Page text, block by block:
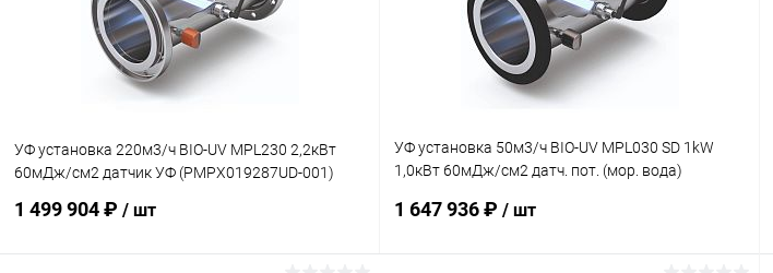
УФ установка 220м3/ч BIO-UV MPL230 2,2кВт
60мДж/см2 датчик УФ (PMPX019287UD-001)
1 499 904 ₽ / шт
УФ установка 50м3/ч BIO-UV MPL030 SD 1kW
1,0кВт 60мДж/см2 датч. пот. (мор. вода)
1 647 936 ₽ / шт